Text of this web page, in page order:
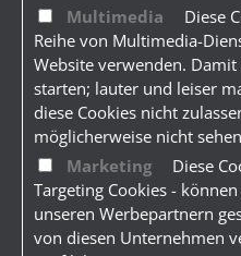
Multimedia
Diese
Reihe von Multimedia-
Website verwenden.
starten; lauter und leiser
diese Cookies nicht
möglicherweise nicht
Marketing
Diese
Targeting Cookies -
unseren Werbepartnern
von diesen Unternehmen